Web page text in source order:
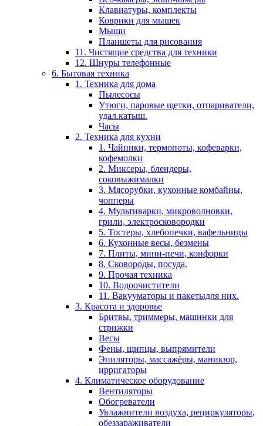
Клавиатуры, комплекты
Коврики для мышек
Мыши
Планшеты для рисования
11. Чистящие средства для техники
12. Шнуры телефонные
6. Бытовая техника
1. Техника для дома
Пылесосы
Утюги, паровые щетки, отпариватели,
удал.катыш.
Часы
2. Техника для кухни
1. Чайники, термопоты, кофеварки,
кофемолки
2. Миксеры, блендеры,
соковыжималки
3. Мясорубки, кухонные комбайны,
чопперы
4. Мультиварки, микроволновки,
грили, электросковородки
5. Тостеры, хлебопечки, вафельницы
6. Кухонные весы, безмены
7. Плиты, мини-печи, конфорки
8. Сковороды, посуда.
9. Прочая техника
10. Водоочистители
11. Вакууматоры и пакетыдля них.
3. Красота и здоровье
Бритвы, триммеры, машинки для
стрижки
Весы
Фены, щипцы, выпрямители
Эпиляторы, массажёры, маникюр,
ирригаторы
4. Климатическое оборудование
Вентиляторы
Обогреватели
Увлажнители воздуха, рециркуляторы,
обеззараживатели